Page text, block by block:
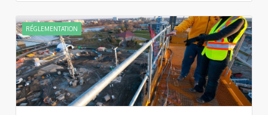
RÉGLEMENTATION